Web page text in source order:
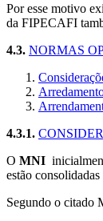
Por esse motivo
da FIPECAFI
4.3. NORMAS
4.3.1.
O MNI
estão
Segundo o citado